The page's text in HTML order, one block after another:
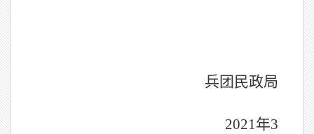
兵团民政局
2021年3